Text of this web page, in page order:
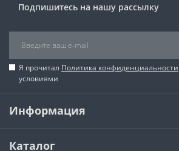
Подпишитесь на нашу рассылку
Я прочитал Политика конфиденциальности
условиями
Информация
Каталог